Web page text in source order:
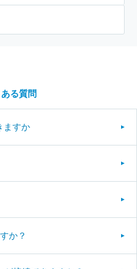
る質問
ますか
か？